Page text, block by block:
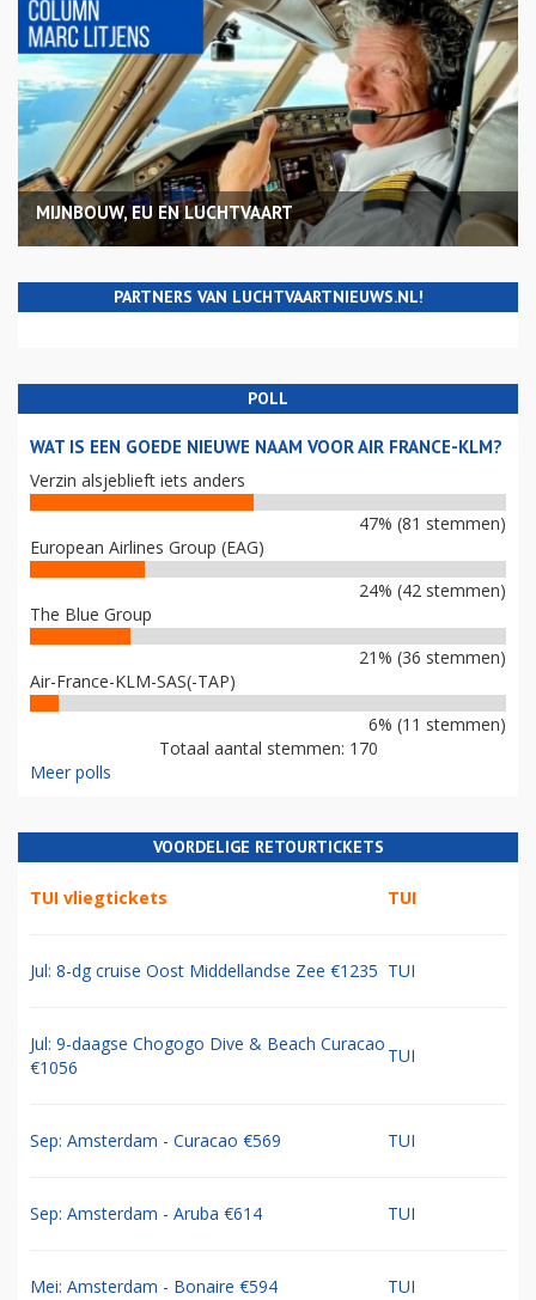
MIJNBOUW, EU EN LUCHTVAART
PARTNERS VAN LUCHTVAARTNIEUWS.NL!
POLL
WAT IS EEN GOEDE NIEUWE NAAM VOOR AIR FRANCE-KLM?
Verzin alsjeblieft iets anders
47% (81 stemmen)
European Airlines Group (EAG)
24% (42 stemmen)
The Blue Group
21% (36 stemmen)
Air-France-KLM-SAS(-TAP)
6% (11 stemmen)
Totaal aantal stemmen: 170
Meer polls
VOORDELIGE RETOURTICKETS
TUI vliegtickets TUI
Jul: 8-dg cruise Oost Middellandse Zee €1235 TUI
Jul: 9-daagse Chogogo Dive & Beach Curacao
€1056
TUI
Sep: Amsterdam - Curacao €569 TUI
Sep: Amsterdam - Aruba €614 TUI
Mei: Amsterdam - Bonaire €594 TUI